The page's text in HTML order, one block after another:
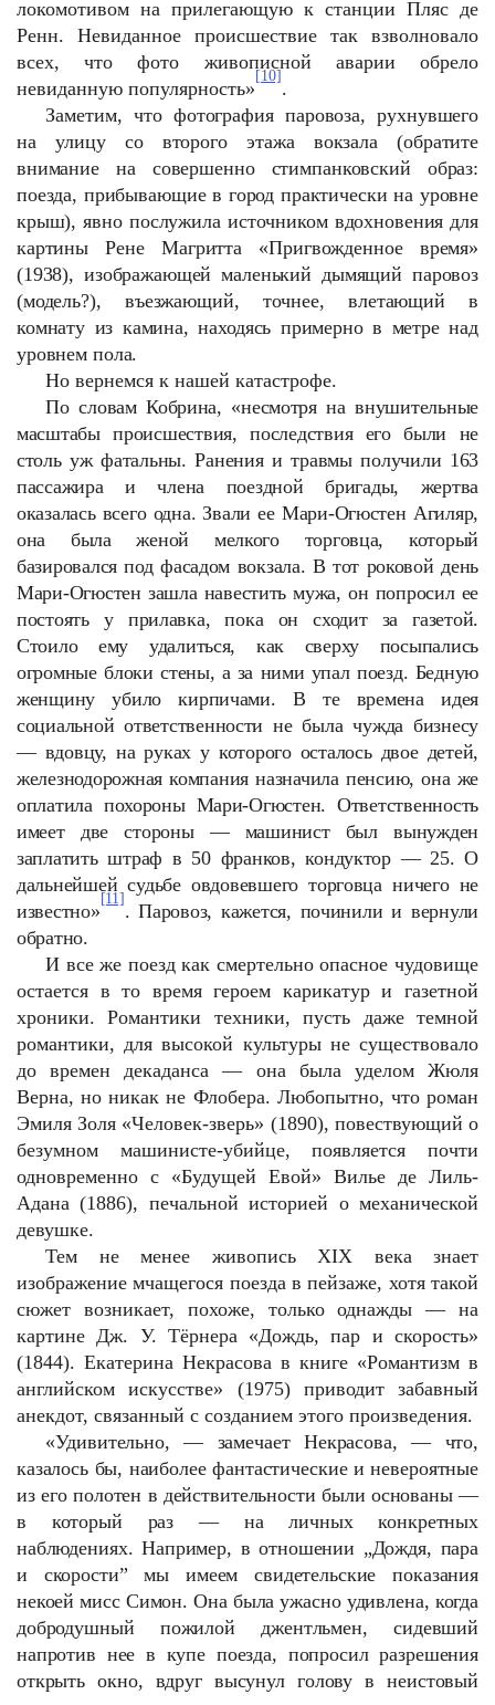
локомотивом на прилегающую к станции Пляс де
Ренн. Невиданное происшествие так взволновало
всех, что фото живописной аварии обрело
невиданную популярность»
[10]
.
Заметим, что фотография паровоза, рухнувшего
на улицу со второго этажа вокзала (обратите
внимание на совершенно стимпанковский образ:
поезда, прибывающие в город практически на уровне
крыш), явно послужила источником вдохновения для
картины Рене Магритта «Пригвожденное время»
(1938), изображающей маленький дымящий паровоз
(модель?), въезжающий, точнее, влетающий в
комнату из камина, находясь примерно в метре над
уровнем пола.
Но вернемся к нашей катастрофе.
По словам Кобрина, «несмотря на внушительные
масштабы происшествия, последствия его были не
столь уж фатальны. Ранения и травмы получили 163
пассажира и члена поездной бригады, жертва
оказалась всего одна. Звали ее Мари-Огюстен Агиляр,
она была женой мелкого торговца, который
базировался под фасадом вокзала. В тот роковой день
Мари-Огюстен зашла навестить мужа, он попросил ее
постоять у прилавка, пока он сходит за газетой.
Стоило ему удалиться, как сверху посыпались
огромные блоки стены, а за ними упал поезд. Бедную
женщину убило кирпичами. В те времена идея
социальной ответственности не была чужда бизнесу
— вдовцу, на руках у которого осталось двое детей,
железнодорожная компания назначила пенсию, она же
оплатила похороны Мари-Огюстен. Ответственность
имеет две стороны — машинист был вынужден
заплатить штраф в 50 франков, кондуктор — 25. О
дальнейшей судьбе овдовевшего торговца ничего не
известно»
[11]
. Паровоз, кажется, починили и вернули
обратно.
И все же поезд как смертельно опасное чудовище
остается в то время героем карикатур и газетной
хроники. Романтики техники, пусть даже темной
романтики, для высокой культуры не существовало
до времен декаданса — она была уделом Жюля
Верна, но никак не Флобера. Любопытно, что роман
Эмиля Золя «Человек-зверь» (1890), повествующий о
безумном машинисте-убийце, появляется почти
одновременно с «Будущей Евой» Вилье де Лиль-
Адана (1886), печальной историей о механической
девушке.
Тем не менее живопись XIX века знает
изображение мчащегося поезда в пейзаже, хотя такой
сюжет возникает, похоже, только однажды — на
картине Дж. У. Тёрнера «Дождь, пар и скорость»
(1844). Екатерина Некрасова в книге «Романтизм в
английском искусстве» (1975) приводит забавный
анекдот, связанный с созданием этого произведения.
«Удивительно, — замечает Некрасова, — что,
казалось бы, наиболее фантастические и невероятные
из его полотен в действительности были основаны —
в который раз — на личных конкретных
наблюдениях. Например, в отношении „Дождя, пара
и скорости” мы имеем свидетельские показания
некоей мисс Симон. Она была ужасно удивлена, когда
добродушный пожилой джентльмен, сидевший
напротив нее в купе поезда, попросил разрешения
открыть окно, вдруг высунул голову в неистовый